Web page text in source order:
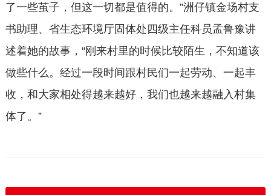
了一些茧子，但这一切都是值得的。”洲仔镇金场村支
书助理、省生态环境厅固体处四级主任科员孟鲁豫讲
述着她的故事，“刚来村里的时候比较陌生，不知道该
做些什么。经过一段时间跟村民们一起劳动、一起丰
收，和大家相处得越来越好，我们也越来越融入村集
体了。”